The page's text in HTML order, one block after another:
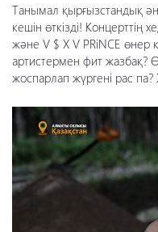
Танымал қырғызстандық
кешін өткізді! Концерттің
және V $ X V PRiNCE өнер
артистермен фит жазбақ?
жоспарлап жүргені рас па?